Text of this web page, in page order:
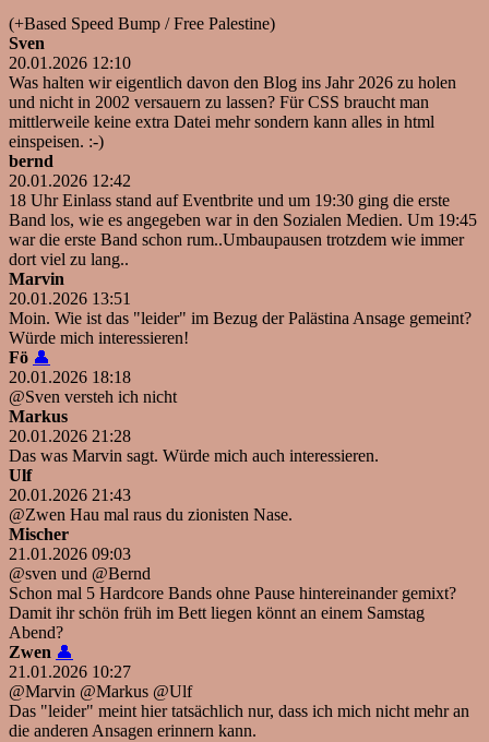
(+Based Speed Bump / Free Palestine)
Sven
20.01.2026 12:10
Was halten wir eigentlich davon den Blog ins Jahr 2026 zu holen
und nicht in 2002 versauern zu lassen? Für CSS braucht man
mittlerweile keine extra Datei mehr sondern kann alles in html
einspeisen. :-)
bernd
20.01.2026 12:42
18 Uhr Einlass stand auf Eventbrite und um 19:30 ging die erste
Band los, wie es angegeben war in den Sozialen Medien. Um 19:45
war die erste Band schon rum..Umbaupausen trotzdem wie immer
dort viel zu lang..
Marvin
20.01.2026 13:51
Moin. Wie ist das "leider" im Bezug der Palästina Ansage gemeint?
Würde mich interessieren!
Fö 👤
20.01.2026 18:18
@Sven versteh ich nicht
Markus
20.01.2026 21:28
Das was Marvin sagt. Würde mich auch interessieren.
Ulf
20.01.2026 21:43
@Zwen Hau mal raus du zionisten Nase.
Mischer
21.01.2026 09:03
@sven und @Bernd
Schon mal 5 Hardcore Bands ohne Pause hintereinander gemixt?
Damit ihr schön früh im Bett liegen könnt an einem Samstag
Abend?
Zwen 👤
21.01.2026 10:27
@Marvin @Markus @Ulf
Das "leider" meint hier tatsächlich nur, dass ich mich nicht mehr an
die anderen Ansagen erinnern kann.